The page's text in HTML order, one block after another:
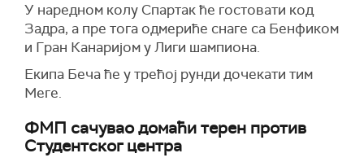
У наредном колу Спартак ће гостовати код
Задра, а пре тога одмериће снаге са Бенфиком
и Гран Канаријом у Лиги шампиона.
Екипа Беча ће у трећој рунди дочекати тим
Меге.
ФМП сачувао домаћи терен против
Студентског центра